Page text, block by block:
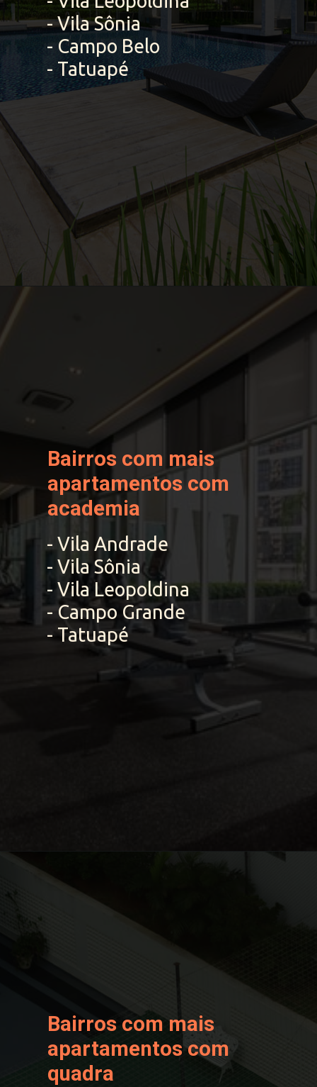
- Vila Sônia
- Campo Belo
- Tatuapé
- Vila Andrade
- Vila Sônia
- Vila Leopoldina
- Campo Grande
- Tatuapé
Bairros com mais
apartamentos com
academia
Bairros com mais
apartamentos com
quadra